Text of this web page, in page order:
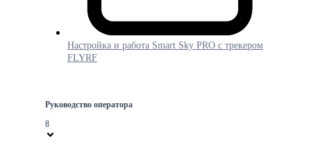
Настройка и работа Smart Sky PRO с трекером
FLYRF
Руководство оператора
8